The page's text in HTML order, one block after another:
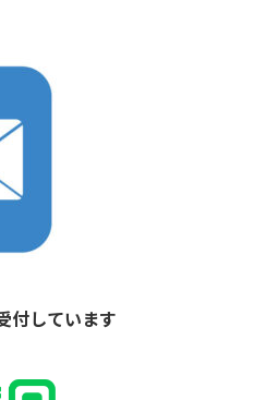
付しています